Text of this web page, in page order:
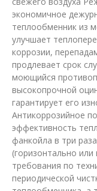
экономичное
теплообменник из
улучшает
коррозии,
продлевает срок
моющийся
высокопрочной
гарантирует его
Антикоррозийное
эффективность
фанкойла в три
(горизонтально
требования по
периодической